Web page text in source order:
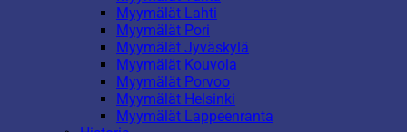
Myymälät Lahti
Myymälät Pori
Myymälät Jyväskylä
Myymälät Kouvola
Myymälät Porvoo
Myymälät Helsinki
Myymälät Lappeenranta